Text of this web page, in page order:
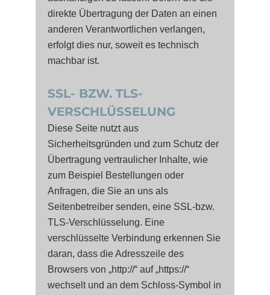
direkte Übertragung der Daten an einen
anderen Verantwortlichen verlangen,
erfolgt dies nur, soweit es technisch
machbar ist.
SSL- BZW. TLS-
VERSCHLÜSSELUNG
Diese Seite nutzt aus
Sicherheitsgründen und zum Schutz der
Übertragung vertraulicher Inhalte, wie
zum Beispiel Bestellungen oder
Anfragen, die Sie an uns als
Seitenbetreiber senden, eine SSL-bzw.
TLS-Verschlüsselung. Eine
verschlüsselte Verbindung erkennen Sie
daran, dass die Adresszeile des
Browsers von „http://“ auf „https://“
wechselt und an dem Schloss-Symbol in